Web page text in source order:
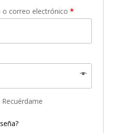
correo electrónico *
Recuérdame